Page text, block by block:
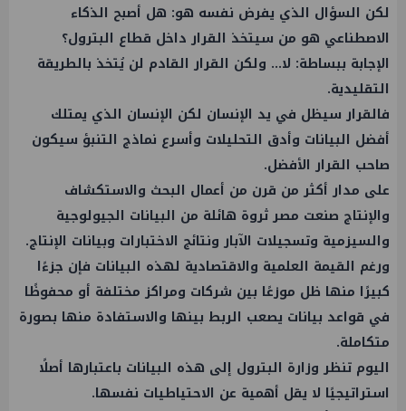
لكن السؤال الذي يفرض نفسه هو: هل أصبح الذكاء
الاصطناعي هو من سيتخذ القرار داخل قطاع البترول؟
الإجابة ببساطة: لا... ولكن القرار القادم لن يُتخذ بالطريقة
التقليدية.
فالقرار سيظل في يد الإنسان لكن الإنسان الذي يمتلك
أفضل البيانات وأدق التحليلات وأسرع نماذج التنبؤ سيكون
صاحب القرار الأفضل.
على مدار أكثر من قرن من أعمال البحث والاستكشاف
والإنتاج صنعت مصر ثروة هائلة من البيانات الجيولوجية
والسيزمية وتسجيلات الآبار ونتائج الاختبارات وبيانات الإنتاج.
ورغم القيمة العلمية والاقتصادية لهذه البيانات فإن جزءًا
كبيرًا منها ظل موزعًا بين شركات ومراكز مختلفة أو محفوظًا
في قواعد بيانات يصعب الربط بينها والاستفادة منها بصورة
متكاملة.
اليوم تنظر وزارة البترول إلى هذه البيانات باعتبارها أصلًا
استراتيجيًا لا يقل أهمية عن الاحتياطيات نفسها.